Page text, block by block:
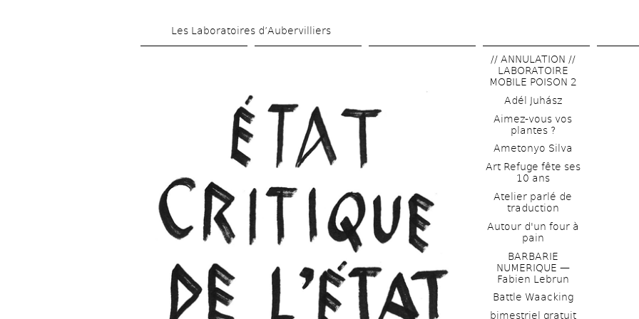
main
Les Laboratoires d’Aubervilliers
// ANNULATION //
LABORATOIRE
MOBILE POISON 2
Adél Juhász
Aimez-vous vos
plantes ?
Ametonyo Silva
Art Refuge fête ses
10 ans
Atelier parlé de
traduction
Autour d'un four à
pain
BARBARIE
NUMERIQUE —
Fabien Lebrun
Battle Waacking
bimestriel gratuit